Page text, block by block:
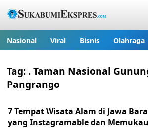
Nasional Viral Bisnis Olahraga
Tag: . Taman Nasional
Pangrango
7 Tempat Wisata Alam di Jawa
yang Instagramable dan Memukau